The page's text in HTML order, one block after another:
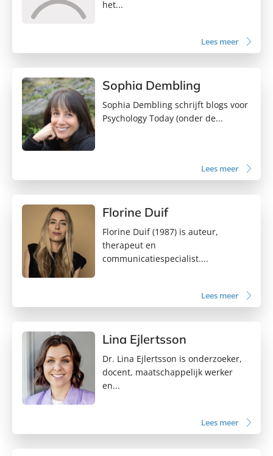
het...
Lees meer
Sophia Dembling
Sophia Dembling schrijft blogs voor
Psychology Today (onder de...
Lees meer
Florine Duif
Florine Duif (1987) is auteur,
therapeut en
communicatiespecialist....
Lees meer
Lina Ejlertsson
Dr. Lina Ejlertsson is onderzoeker,
docent, maatschappelijk werker
en...
Lees meer